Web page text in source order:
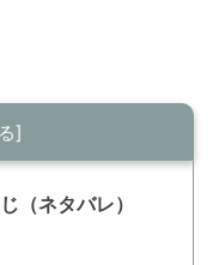
（ネタバレ）